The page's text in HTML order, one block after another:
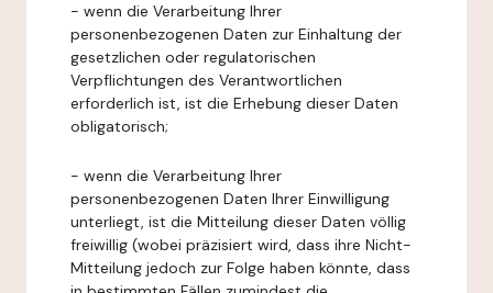
- wenn die Verarbeitung Ihrer
personenbezogenen Daten zur Einhaltung der
gesetzlichen oder regulatorischen
Verpflichtungen des Verantwortlichen
erforderlich ist, ist die Erhebung dieser Daten
obligatorisch;
- wenn die Verarbeitung Ihrer
personenbezogenen Daten Ihrer Einwilligung
unterliegt, ist die Mitteilung dieser Daten völlig
freiwillig (wobei präzisiert wird, dass ihre Nicht-
Mitteilung jedoch zur Folge haben könnte, dass